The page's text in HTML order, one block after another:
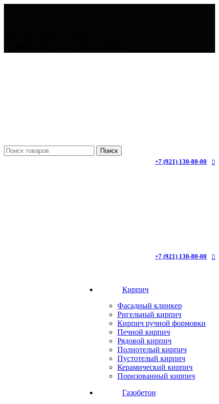
Поиск
+7 (921) 130-80-00
+7 (921) 130-80-00
Кирпич
Фасадный клинкер
Ригельный кирпич
Кирпич ручной формовки
Печной кирпич
Рядовой кирпич
Полнотелый кирпич
Пустотелый кирпич
Керамический кирпич
Поризованный кирпич
Газобетон